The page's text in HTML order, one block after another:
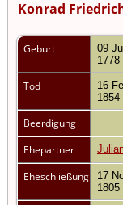
Konrad
Geburt
09 Jul
1778
Tod
16
1854
Beerdigung
Ehepartner
Eheschließung
17
1805